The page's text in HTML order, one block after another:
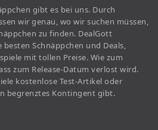
gibt es bei uns. Durch
wir genau, wo wir suchen müssen,
zu finden. DealGott
Schnäppchen und Deals,
mit tollen Preise. Wie zum
zum Release-Datum verlost wird.
kostenlose Test-Artikel oder
begrenztes Kontingent gibt.